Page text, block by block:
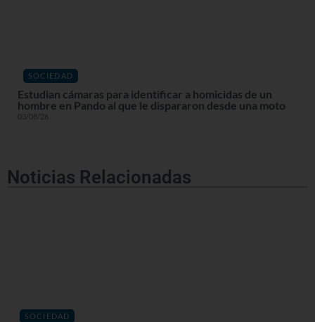
SOCIEDAD
Estudian cámaras para identificar a homicidas de un
hombre en Pando al que le dispararon desde una moto
03/08/26
Noticias Relacionadas
SOCIEDAD